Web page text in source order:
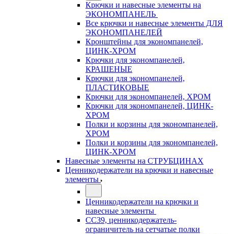
Крючки и навесные элементы на
ЭКОНОМПАНЕЛЬ
Все крючки и навесные элементы ДЛЯ
ЭКОНОМПАНЕЛЕЙ
Кронштейны для экономпанелей,
ЦИНК-ХРОМ
Крючки для экономпанелей,
КРАШЕНЫЕ
Крючки для экономпанелей,
ПЛАСТИКОВЫЕ
Крючки для экономпанелей, ХРОМ
Крючки для экономпанелей, ЦИНК-
ХРОМ
Полки и корзины для экономпанелей,
ХРОМ
Полки и корзины для экономпанелей,
ЦИНК-ХРОМ
Навесные элементы на СТРУБЦИНАХ
Ценникодержатели на крючки и навесные
элементы
Ценникодержатели на крючки и
навесные элементы
CC39, ценникодержатель-
ограничитель на сетчатые полки